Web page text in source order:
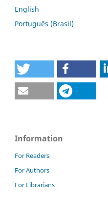
English
Português (Brasil)
Information
For Readers
For Authors
For Librarians